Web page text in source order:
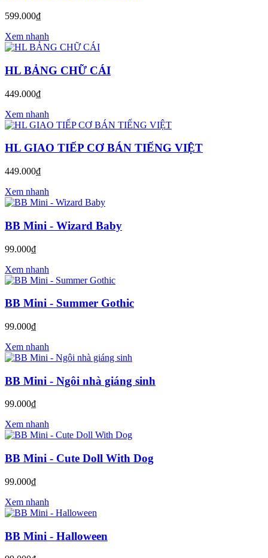
599.000₫
Xem nhanh
HL BẢNG CHỮ CÁI
449.000₫
Xem nhanh
HL GIAO TIẾP CƠ BÁN TIẾNG VIỆT
449.000₫
Xem nhanh
BB Mini - Wizard Baby
99.000₫
Xem nhanh
BB Mini - Summer Gothic
99.000₫
Xem nhanh
BB Mini - Ngôi nhà giáng sinh
99.000₫
Xem nhanh
BB Mini - Cute Doll With Dog
99.000₫
Xem nhanh
BB Mini - Halloween